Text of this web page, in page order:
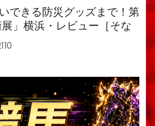
できる防災グッズまで！第
」横浜・レビュー［そな